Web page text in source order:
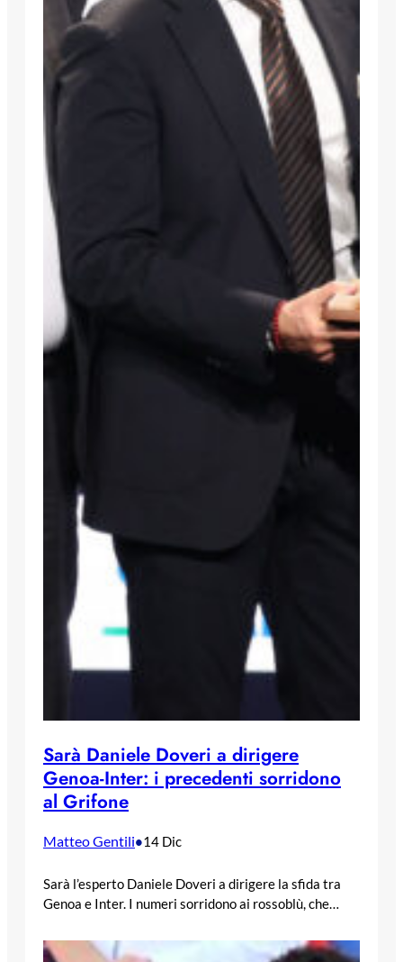
Sarà Daniele Doveri a dirigere
Genoa-Inter: i precedenti sorridono
al Grifone
Matteo Gentili•14 Dic
Sarà l’esperto Daniele Doveri a dirigere la sfida tra
Genoa e Inter. I numeri sorridono ai rossoblù, che…